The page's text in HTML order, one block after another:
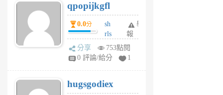
6
個
月
前
qpopijkgfl
0.0分
sh
rls
k
m
6
個
舉
報
分享
753點閱
0 評論/給分
1
hugsgodiex